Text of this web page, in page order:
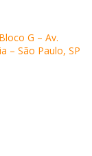
G – Av.
– São Paulo, SP